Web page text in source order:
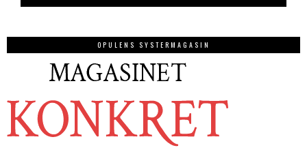
OPULENS SYSTERMAGASIN